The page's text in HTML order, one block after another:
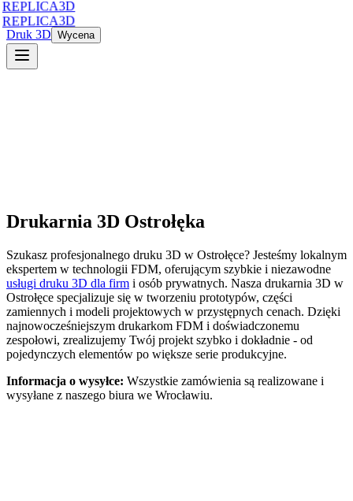
REPLICA3D
REPLICA3D
Druk 3D Wycena
Drukarnia 3D Ostrołęka
Szukasz profesjonalnego druku 3D w Ostrołęce? Jesteśmy lokalnym
ekspertem w technologii FDM, oferującym szybkie i niezawodne
usługi druku 3D dla firm i osób prywatnych. Nasza drukarnia 3D w
Ostrołęce specjalizuje się w tworzeniu prototypów, części
zamiennych i modeli projektowych w przystępnych cenach. Dzięki
najnowocześniejszym drukarkom FDM i doświadczonemu
zespołowi, zrealizujemy Twój projekt szybko i dokładnie - od
pojedynczych elementów po większe serie produkcyjne.
Informacja o wysyłce: Wszystkie zamówienia są realizowane i
wysyłane z naszego biura we Wrocławiu.